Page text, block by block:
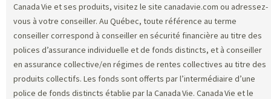
Canada Vie et ses produits, visitez le site canadavie.com ou adressez-
vous à votre conseiller. Au Québec, toute référence au terme
conseiller correspond à conseiller en sécurité financière au titre des
polices d’assurance individuelle et de fonds distincts, et à conseiller
en assurance collective/en régimes de rentes collectives au titre des
produits collectifs. Les fonds sont offerts par l’intermédiaire d’une
police de fonds distincts établie par la Canada Vie. Canada Vie et le